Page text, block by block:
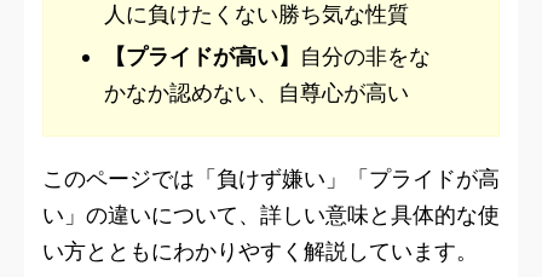
人に負けたくない勝ち気な性質
【プライドが高い】 自分の非をな
かなか認めない、自尊心が高い
このページでは「負けず嫌い」「プライドが高
い」の違いについて、詳しい意味と具体的な使
い方とともにわかりやすく解説しています。